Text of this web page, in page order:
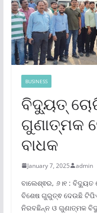
BUSINESS
ବିଦ୍ୟୁତ୍
ଗୁଣାତ୍ମକ
ବାଧକ
January 7, 2025 admin
ବାଲେଶ୍ଵର, ୬।୧ :
ବିଶେଷ ଗୁରୁତ୍ଵ ଦେଉଛି
ନିରବଛିନ୍ନ ଓ ଗୁଣାତ୍ମକ